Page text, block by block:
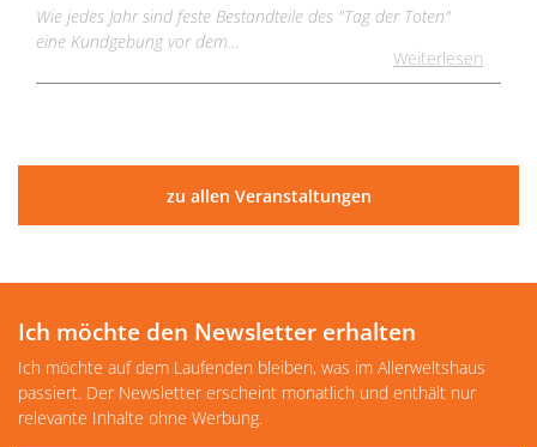
Wie jedes Jahr sind feste Bestandteile des "Tag der Toten"
eine Kundgebung vor dem…
Weiterlesen
zu allen Veranstaltungen
Ich möchte den Newsletter erhalten
Ich möchte auf dem Laufenden bleiben, was im Allerweltshaus
passiert. Der Newsletter erscheint monatlich und enthält nur
relevante Inhalte ohne Werbung.